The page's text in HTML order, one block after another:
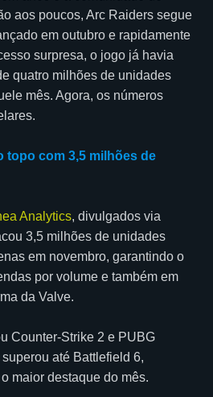
aos poucos, Arc Raiders segue
em outubro e rapidamente
surpresa, o jogo já havia
quatro milhões de unidades
mês. Agora, os números
topo com 3,5 milhões de
Analytics, divulgados via
3,5 milhões de unidades
em novembro, garantindo o
por volume e também em
da Valve.
Counter-Strike 2 e PUBG
até Battlefield 6,
maior destaque do mês.